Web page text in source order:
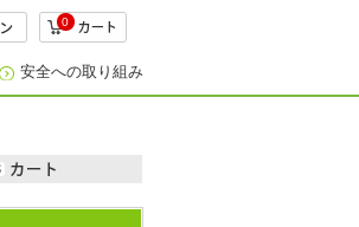
0
安全への取り組み